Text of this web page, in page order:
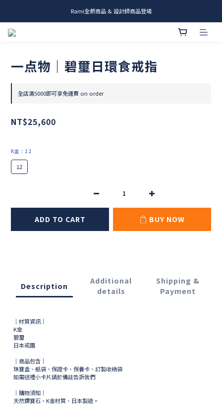
me.ie & A-Y2 新發售
Rami全新商品 & 設計師商品登場
一点物｜碧璽日環食戒指
全店滿5000即可享免運費 on order
NT$25,600
K金 : 12
12
ADD TO CART BUY NOW
Description
Additional
details
Shipping &
Payment
｜材質資訊｜
K金
碧璽
日本戒圍
｜商品包含｜
珠寶盒、紙袋、保證卡、保養卡、訂製收納袋
如需送禮小卡片請於備註告訴我們
｜購物須知｜
天然鑽寶石、K金材質、日本製造。